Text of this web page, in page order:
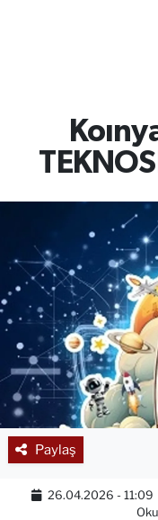
Paylaş
26.04.2026 - 11:09
RESMİ
Gencsesfm